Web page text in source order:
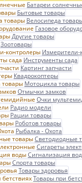
Батареи
Бытовые товары
Велосипеда
Газовое
Другие товары
Зоотовары
Измерители-
Инструменты сада
Картинг запчасти
Квадрокоптеры
Мотоцикла товары
Отмычки замков
Очки
Радио модели
Рации товары
Роботов товары
Рыбалка - Охота
Светодиодные
Сигареты
Сигнализация
Спорта товары
Товары здоровья
Товары при